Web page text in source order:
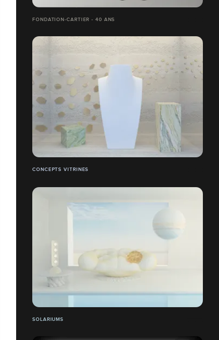
FONDATION-CARTIER - 40 ANS
CONCEPTS VITRINES
SOLARIUMS